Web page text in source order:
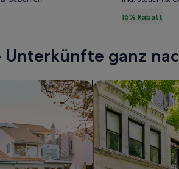
16% Rabattsiehe
zum
Unterkünfte ganz
Ferienhäusern Suche nach